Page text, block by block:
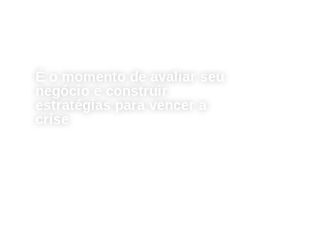
É o momento de avaliar seu
negócio e construir
estratégias para vencer a
crise